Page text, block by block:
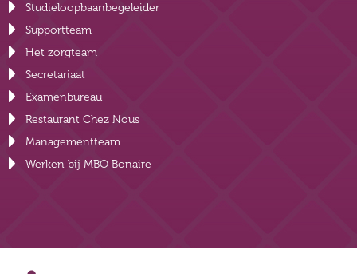
Studieloopbaanbegeleider
Supportteam
Het zorgteam
Secretariaat
Examenbureau
Restaurant Chez Nous
Managementteam
Werken bij MBO Bonaire